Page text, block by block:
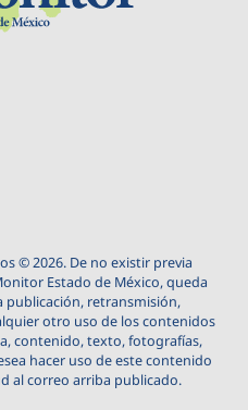
© 2026. De no existir previa
Estado de México, queda
retransmisión,
otro uso de los contenidos
contenido, texto, fotografías,
hacer uso de este contenido
al correo arriba publicado.